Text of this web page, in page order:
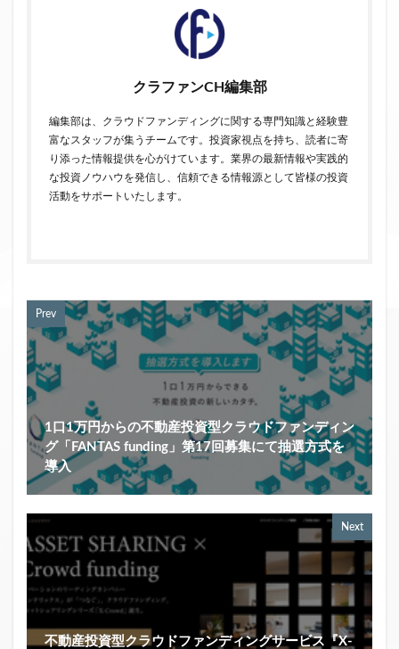
クラファンCH編集部
編集部は、クラウドファンディングに関する専門知識と経験豊
富なスタッフが集うチームです。投資家視点を持ち、読者に寄
り添った情報提供を心がけています。業界の最新情報や実践的
な投資ノウハウを発信し、信頼できる情報源として皆様の投資
活動をサポートいたします。
Prev
1口1万円からの不動産投資型クラウドファンディン
グ「FANTAS funding」第17回募集にて抽選方式を
導入
Next
不動産投資型クラウドファンディングサービス『X-